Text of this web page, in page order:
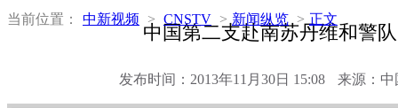
当前位置： 中新视频 > CNSTV > 新闻纵览 > 正文
中国第二支赴南苏丹维和警
发布时间：2013年11月30日 15:08 来源：中